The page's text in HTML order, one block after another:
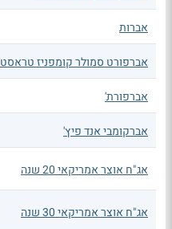
אברות
אברפורט סמולר קומפניז טראסט
אברפורת'
אברקומבי אנד פיץ'
אג"ח אוצר אמריקאי 20 שנה
אג"ח אוצר אמריקאי 30 שנה